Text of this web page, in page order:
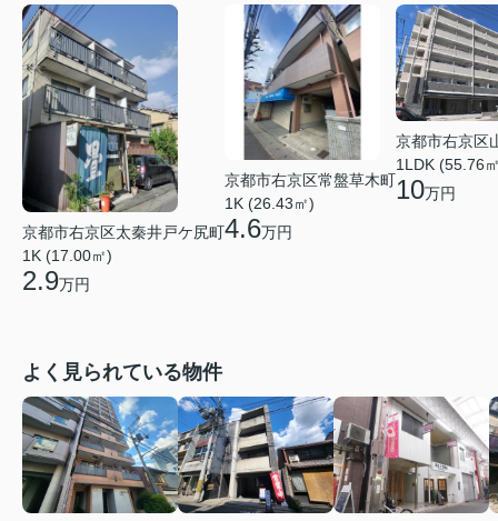
京都市右京区太秦井戸ケ尻町
1K (17.00㎡)
2.9万円
京都市右京区常盤草木町
1K (26.43㎡)
4.6万円
京都市右京区
1LDK (55.76
10万円
よく見られている物件